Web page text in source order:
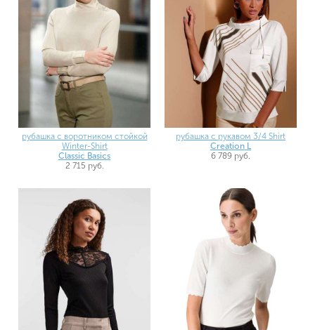
рубашка с воротником стойкой
Winter-Shirt
Classic Basics
2 715 руб.
рубашка с рукавом 3/4 Shirt
Creation L
6 789 руб.